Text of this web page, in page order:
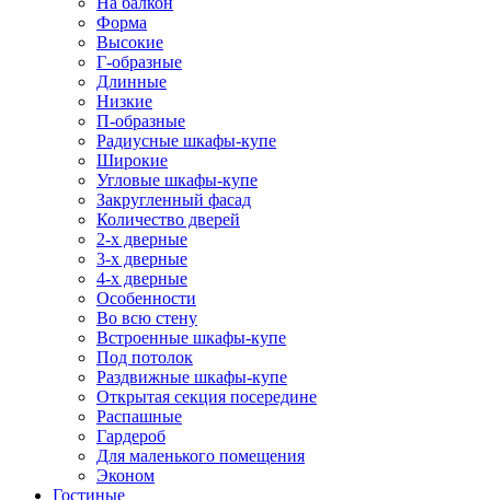
Форма
Высокие
Г-образные
Длинные
Низкие
П-образные
Радиусные шкафы-купе
Широкие
Угловые шкафы-купе
Закругленный фасад
Количество дверей
2-х дверные
3-х дверные
4-х дверные
Особенности
Во всю стену
Встроенные шкафы-купе
Под потолок
Раздвижные шкафы-купе
Открытая секция посередине
Распашные
Гардероб
Для маленького помещения
Эконом
Гостиные